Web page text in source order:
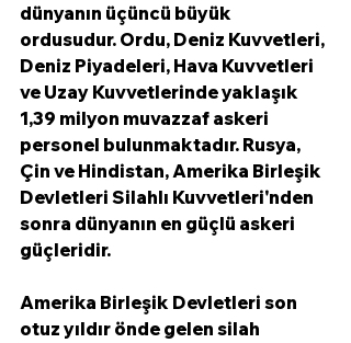
dünyanın üçüncü büyük
ordusudur. Ordu, Deniz Kuvvetleri,
Deniz Piyadeleri, Hava Kuvvetleri
ve Uzay Kuvvetlerinde yaklaşık
1,39 milyon muvazzaf askeri
personel bulunmaktadır. Rusya,
Çin ve Hindistan, Amerika Birleşik
Devletleri Silahlı Kuvvetleri'nden
sonra dünyanın en güçlü askeri
güçleridir.
Amerika Birleşik Devletleri son
otuz yıldır önde gelen silah